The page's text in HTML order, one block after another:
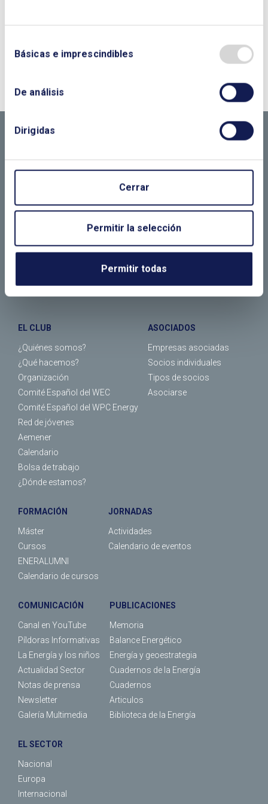
Básicas e imprescindibles
De análisis
Dirigidas
Cerrar
Permitir la selección
Permitir todas
¿QUIERES PONERTE EN CONTACTO CON
INFORMACIÓN
LLÁMANOS O RELLENA EL SIGUIENTE
FORMULARIO
EL CLUB
¿Quiénes somos?
¿Qué hacemos?
Organización
Comité Español del WEC
Comité Español del WPC Energy
Red de jóvenes
Aemener
Calendario
Bolsa de trabajo
¿Dónde estamos?
ASOCIADOS
Empresas asociadas
Socios individuales
Tipos de socios
Asociarse
FORMACIÓN
Máster
Cursos
ENERALUMNI
Calendario de cursos
JORNADAS
Actividades
Calendario de eventos
COMUNICACIÓN
Canal en YouTube
Píldoras Informativas
La Energía y los niños
Actualidad Sector
Notas de prensa
Newsletter
Galería Multimedia
PUBLICACIONES
Memoria
Balance Energético
Energía y geoestrategia
Cuadernos de la Energía
Cuadernos
Articulos
Biblioteca de la Energía
EL SECTOR
Nacional
Europa
Internacional